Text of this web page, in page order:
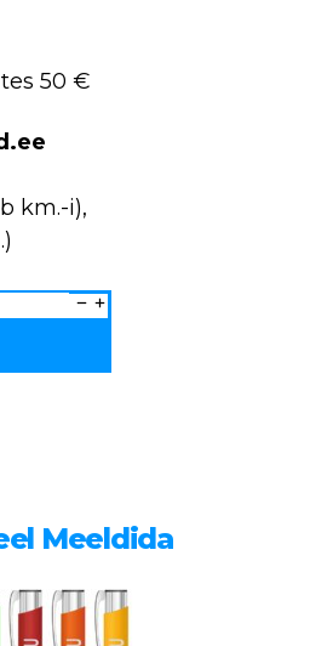
50 €
km.-i),
Meeldida